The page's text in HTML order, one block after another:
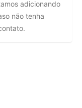
adicionando
não tenha